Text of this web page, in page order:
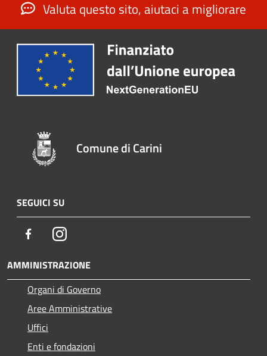
Valuta questo sito, aiutaci a migliorare
Comune di Carini
SEGUICI SU
FacebookInstagram
AMMINISTRAZIONE
Organi di Governo
Aree Amministrative
Uffici
Enti e fondazioni